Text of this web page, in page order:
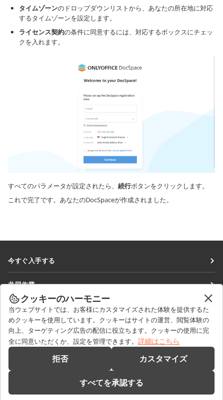
タイムゾーンのドロップダウンリストから、あなたの所在地に対応
するタイムゾーンを設定します。
ライセンス契約の条件に同意するには、対応するボックスにチェッ
クを入れます。
すべてのパラメータが設定されたら、 続行ボタンをクリックします。
これで完了です。あなたのDocSpaceが作成されました。
今すぐ入手する
DocSpace
Workspace
コネクター
デスクトップアプリ
モバイルアプリ
共同作業
貢献者向け
翻訳者向け
インフルエンサー向け
求人情報
ニュースを見る
ブログ
ヘルプを得る
フォーラム
セールスに関する質問
sales@onlyoffice.com
パートナーシップに関するお問い合わせpartners@onlyoffice.com
クッキーのハーモニー
当ウェブサイトでは、お客様にカスタマイズされた体験を提供するた
めクッキーを使用しています。クッキーはサイトの運営、閲覧体験の
向上、ターゲティング広告の配信に役立ちます。クッキーの使用に完
全に同意いただくか、設定を管理できます。 詳細はこちら
拒否 カスタマイズ
すべてを承認する